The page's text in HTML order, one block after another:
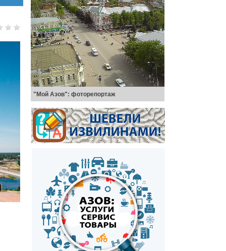
"Мой Азов": фоторепортаж